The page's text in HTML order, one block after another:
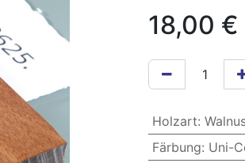
18,00 €
Holzart:
Färbung: Uni-